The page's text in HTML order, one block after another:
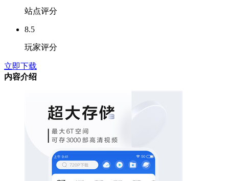
站点评分
8.5
玩家评分
立即下载
内容介绍